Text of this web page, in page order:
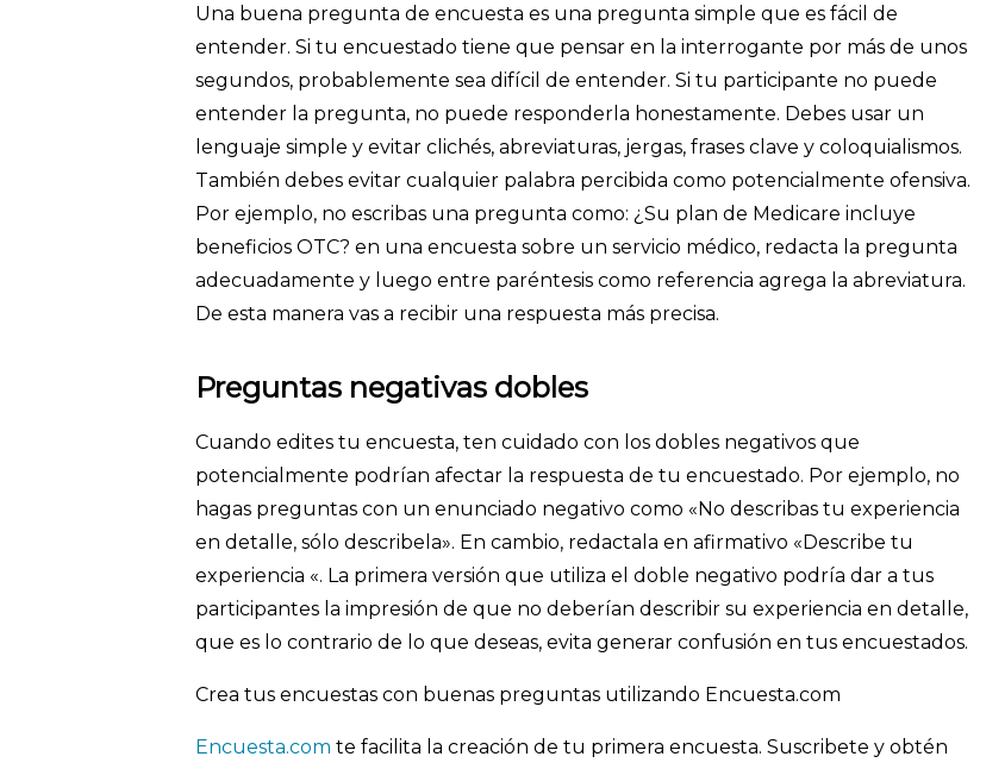
Una buena pregunta de encuesta es una pregunta simple que es fácil de
entender. Si tu encuestado tiene que pensar en la interrogante por más de unos
segundos, probablemente sea difícil de entender. Si tu participante no puede
entender la pregunta, no puede responderla honestamente. Debes usar un
lenguaje simple y evitar clichés, abreviaturas, jergas, frases clave y coloquialismos.
También debes evitar cualquier palabra percibida como potencialmente ofensiva.
Por ejemplo, no escribas una pregunta como: ¿Su plan de Medicare incluye
beneficios OTC? en una encuesta sobre un servicio médico, redacta la pregunta
adecuadamente y luego entre paréntesis como referencia agrega la abreviatura.
De esta manera vas a recibir una respuesta más precisa.
Preguntas negativas dobles
Cuando edites tu encuesta, ten cuidado con los dobles negativos que
potencialmente podrían afectar la respuesta de tu encuestado. Por ejemplo, no
hagas preguntas con un enunciado negativo como «No describas tu experiencia
en detalle, sólo describela». En cambio, redactala en afirmativo «Describe tu
experiencia «. La primera versión que utiliza el doble negativo podría dar a tus
participantes la impresión de que no deberían describir su experiencia en detalle,
que es lo contrario de lo que deseas, evita generar confusión en tus encuestados.
Crea tus encuestas con buenas preguntas utilizando Encuesta.com
Encuesta.com te facilita la creación de tu primera encuesta. Suscribete y obtén